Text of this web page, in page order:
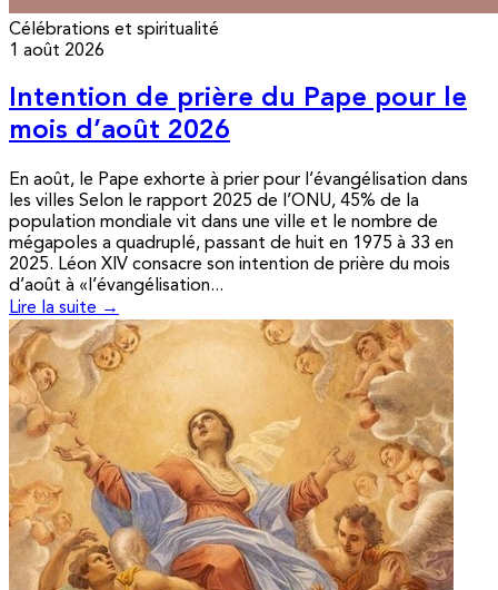
Célébrations et spiritualité
1 août 2026
Intention de prière du Pape pour le
mois d’août 2026
En août, le Pape exhorte à prier pour l’évangélisation dans
les villes Selon le rapport 2025 de l’ONU, 45% de la
population mondiale vit dans une ville et le nombre de
mégapoles a quadruplé, passant de huit en 1975 à 33 en
2025. Léon XIV consacre son intention de prière du mois
d’août à «l’évangélisation...
Lire la suite →